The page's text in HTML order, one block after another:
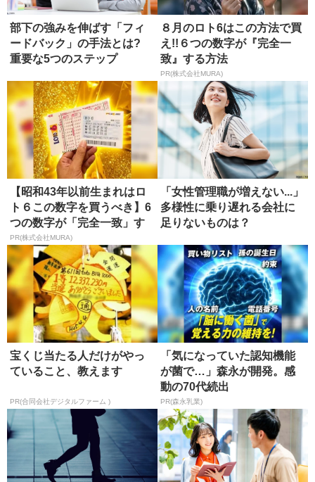
部下の強みを伸ばす「フィ
ードバック」の手法とは?
重要な5つのステップ
８月のロト6はこの方法で買
え!!６つの数字が『完全一
致』する方法
PR(株式会社MURA)
【昭和43年以前生まれはロ
ト６この数字を買うべき】6
つの数字が「完全一致」す
る方...
PR(株式会社MURA)
「女性管理職が増えない...」
多様性に乗り遅れる会社に
足りないものは？
宝くじ当たる人だけがやっ
ていること、教えます
PR(合同会社デジタルファーム )
「気になっていた認知機能
が菌で…」森永が開発。感
動の70代続出
PR(森永乳業)